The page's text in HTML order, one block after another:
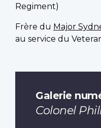
Regiment)
Frère du Major
au service du
Galerie
Colonel